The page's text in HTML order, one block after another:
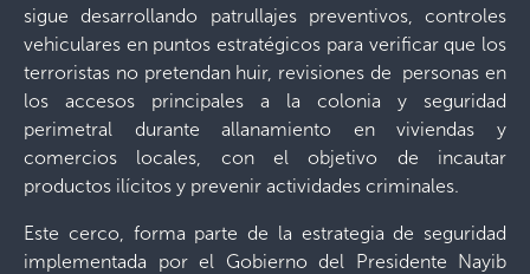
sigue desarrollando patrullajes preventivos, controles
vehiculares en puntos estratégicos para verificar que los
terroristas no pretendan huir, revisiones de personas en
los accesos principales a la colonia y seguridad
perimetral durante allanamiento en viviendas y
comercios locales, con el objetivo de incautar
productos ilícitos y prevenir actividades criminales.
Este cerco, forma parte de la estrategia de seguridad
implementada por el Gobierno del Presidente Nayib